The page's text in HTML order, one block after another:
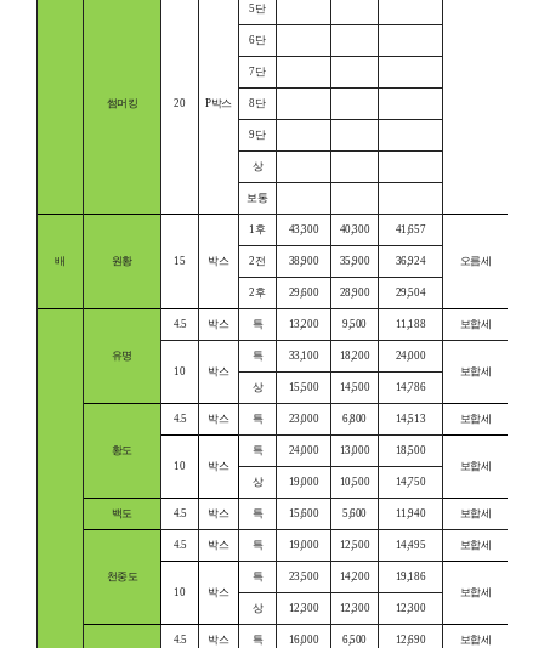
썸머킹 20 P박스
5단
6단
7단
8단
9단
상
보통
배 원황 15 박스
1후 43,300 40,300 41,657
오름세
2전 38,900 35,900 36,924
2후 29,600 28,900 29,504
유명
4.5 박스 특 13,200 9,500 11,188 보합세
10 박스
특 33,100 18,200
24,000
보합세
상
15,500 14,500 14,786
황도
4.5 박스 특 23,000 6,800 14,513 보합세
10 박스
특 24,000 13,000
18,500
보합세
상
19,000 10,500 14,750
백도 4.5 박스 특 15,600 5,600 11,940 보합세
천중도
4.5 박스 특 19,000 12,500 14,495 보합세
10 박스
특 23,500 14,200
19,186
보합세
상
12,300 12,300 12,300
4.5 박스 특 16,000 6,500 12,690 보합세